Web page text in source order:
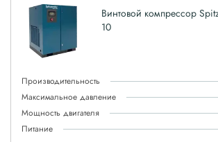
Винтовой компрессор
10
Производительность
Максимальное давление
Мощность двигателя
Питание